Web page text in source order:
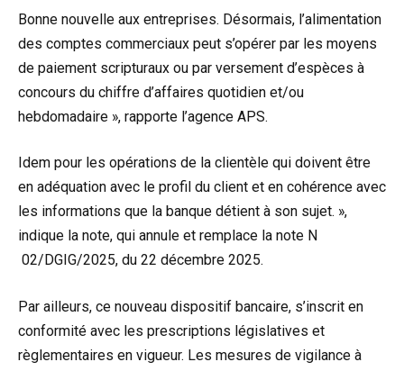
Bonne nouvelle aux entreprises. Désormais, l’alimentation
des comptes commerciaux peut s’opérer par les moyens
de paiement scripturaux ou par versement d’espèces à
concours du chiffre d’affaires quotidien et/ou
hebdomadaire », rapporte l’agence APS.
Idem pour les opérations de la clientèle qui doivent être
en adéquation avec le profil du client et en cohérence avec
les informations que la banque détient à son sujet. »,
indique la note, qui annule et remplace la note N
02/DGIG/2025, du 22 décembre 2025.
Par ailleurs, ce nouveau dispositif bancaire, s’inscrit en
conformité avec les prescriptions législatives et
règlementaires en vigueur. Les mesures de vigilance à